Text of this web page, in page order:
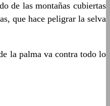
de las montañas cubiertas
que hace peligrar la selva
la palma va contra todo lo